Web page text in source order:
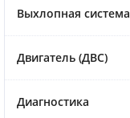
Выхлопная система
Двигатель (ДВС)
Диагностика